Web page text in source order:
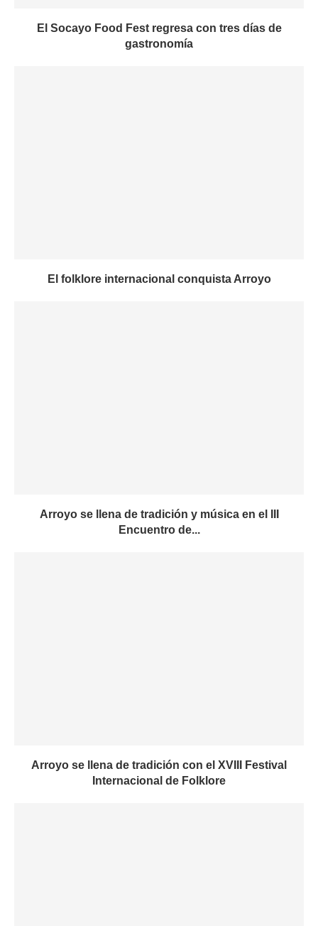
El Socayo Food Fest regresa con tres días de
gastronomía
El folklore internacional conquista Arroyo
Arroyo se llena de tradición y música en el III
Encuentro de...
Arroyo se llena de tradición con el XVIII Festival
Internacional de Folklore